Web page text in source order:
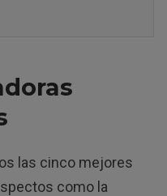
las cinco mejores
como la